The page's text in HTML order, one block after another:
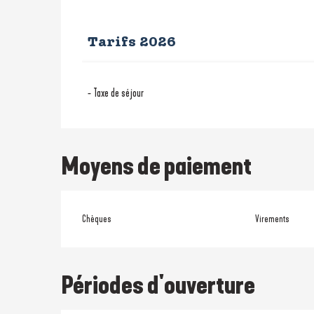
Tarifs 2026
- Taxe de séjour
Moyens de paiement
Chèques Virements
Périodes d'ouverture